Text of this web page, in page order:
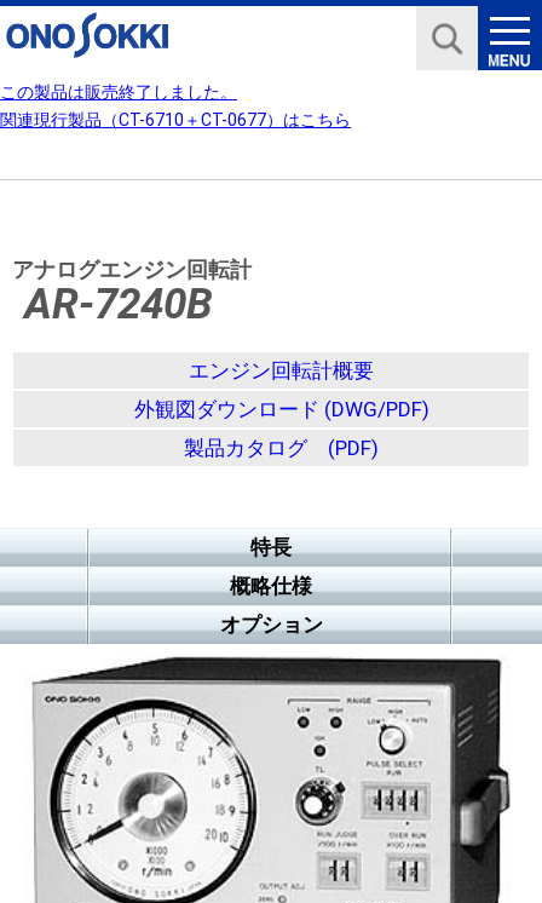
この製品は販売終了しました。
関連現行製品（CT-6710＋CT-0677）はこちら
アナログエンジン回転計
AR-7240B
エンジン回転計概要
外観図ダウンロード (DWG/PDF)
製品カタログ (PDF)
特長
概略仕様
オプション